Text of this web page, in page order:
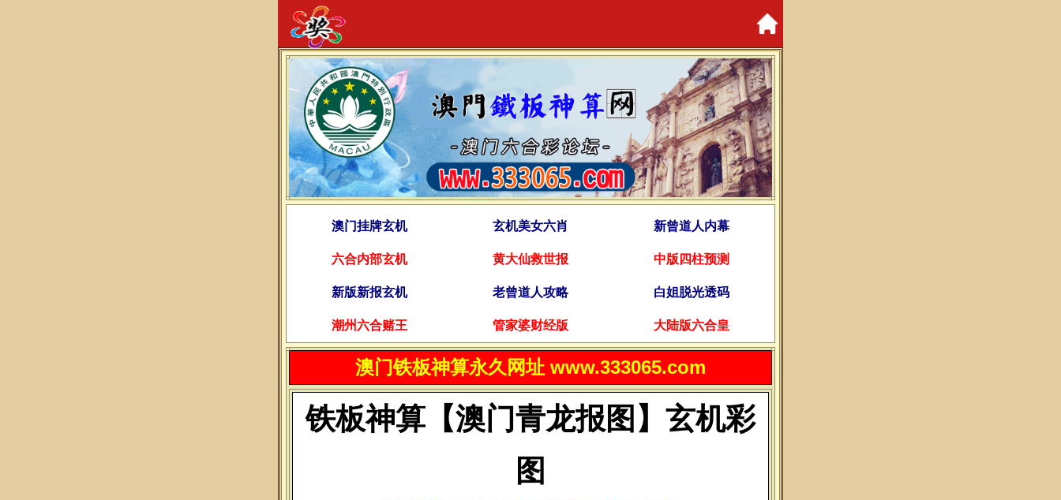
澳门挂牌玄机 玄机美女六肖 新曾道人内幕
六合内部玄机 黄大仙救世报 中版四柱预测
新版新报玄机 老曾道人攻略 白姐脱光透码
潮州六合赌王 管家婆财经版 大陆版六合皇
澳门铁板神算永久网址 www.333065.com
铁板神算【澳门青龙报图】玄机彩
图